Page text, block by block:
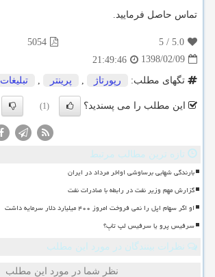
تماس حاصل فرمایید.
5.0
/
5
5054
1398/02/09
21:49:46
تگهای مطلب:
رپورتاژ پرینتر تبلیغات
این مطلب را می پسندید؟ (1)
تازه ترین مطالب مرتبط
بارندگی شهابی برساوشی اواخر مرداد در ایران
گزارش مهم وزیر نفت در رابطه با صادرات نفت
او اگر سهام اپل را نمی فروخت امروز ۴۰۰ میلیارد دلار سرمایه داشت
سرفیس پرو یا سرفیس لپ تاپ؟
نظرات بینندگان در مورد این مطلب
نظر شما در مورد این مطلب